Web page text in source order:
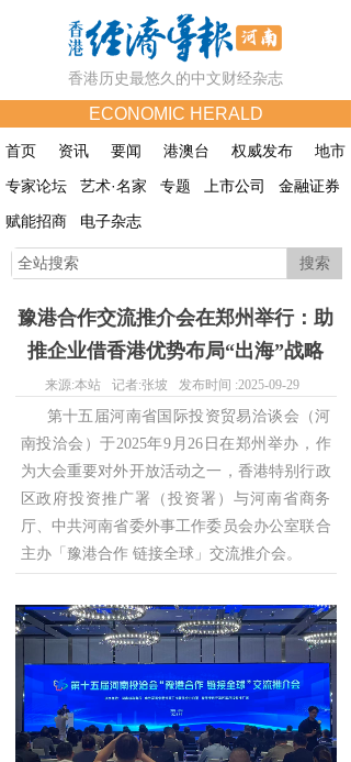
首页 资讯 要闻 港澳台 权威发布
地市
专家论坛
艺术·名家 专题 上市公司
金融证券
赋能招商
电子杂志
ECONOMIC HERALD
香港历史最悠久的中文财经杂志
搜索
豫港合作交流推介会在郑州举行：助
推企业借香港优势布局“出海”战略
来源:本站 记者:张坡 发布时间 :2025-09-29
第十五届河南省国际投资贸易洽谈会（河
南投洽会）于2025年9月26日在郑州举办，作
为大会重要对外开放活动之一，香港特别行政
区政府投资推广署（投资署）与河南省商务
厅、中共河南省委外事工作委员会办公室联合
主办「豫港合作 链接全球」交流推介会。